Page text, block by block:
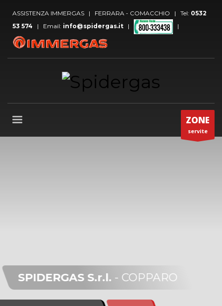
ASSISTENZA IMMERGAS | FERRARA - COMACCHIO | Tel: 0532
53 574 | Email: info@spidergas.it | |
ZONE
servite
SPIDERGAS S.r.l. - COPPARO